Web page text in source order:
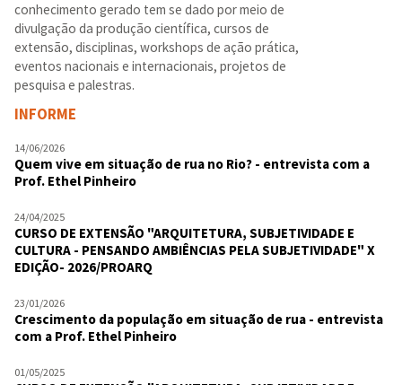
conhecimento gerado tem se dado por meio de
divulgação da produção científica, cursos de
extensão, disciplinas, workshops de ação prática,
eventos nacionais e internacionais, projetos de
pesquisa e palestras.
INFORME
14/06/2026
Quem vive em situação de rua no Rio? - entrevista com a
Prof. Ethel Pinheiro
24/04/2025
CURSO DE EXTENSÃO "ARQUITETURA, SUBJETIVIDADE E
CULTURA - PENSANDO AMBIÊNCIAS PELA SUBJETIVIDADE" X
EDIÇÃO- 2026/PROARQ
23/01/2026
Crescimento da população em situação de rua - entrevista
com a Prof. Ethel Pinheiro
01/05/2025